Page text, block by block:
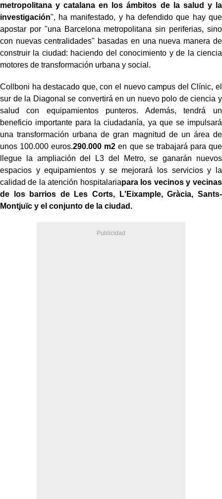
metropolitana y catalana en los ámbitos de la salud y la
investigación", ha manifestado, y ha defendido que hay que
apostar por "una Barcelona metropolitana sin periferias, sino
con nuevas centralidades" basadas en una nueva manera de
construir la ciudad: haciendo del conocimiento y de la ciencia
motores de transformación urbana y social.
Collboni ha destacado que, con el nuevo campus del Clínic, el
sur de la Diagonal se convertirá en un nuevo polo de ciencia y
salud con equipamientos punteros. Además, tendrá un
beneficio importante para la ciudadanía, ya que se impulsará
una transformación urbana de gran magnitud de un área de
unos 100.000 euros.290.000 m2 en que se trabajará para que
llegue la ampliación del L3 del Metro, se ganarán nuevos
espacios y equipamientos y se mejorará los servicios y la
calidad de la atención hospitalariapara los vecinos y vecinas
de los barrios de Les Corts, L'Eixample, Gràcia, Sants-
Montjuïc y el conjunto de la ciudad.